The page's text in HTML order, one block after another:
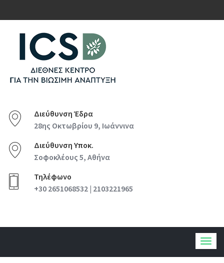
Διεύθυνση Έδρα
28ης Οκτωβρίου 9, Ιωάννινα
Διεύθυνση Υποκ.
Σοφοκλέους 5, Αθήνα
Τηλέφωνο
+30 2651068532 | 2103221965